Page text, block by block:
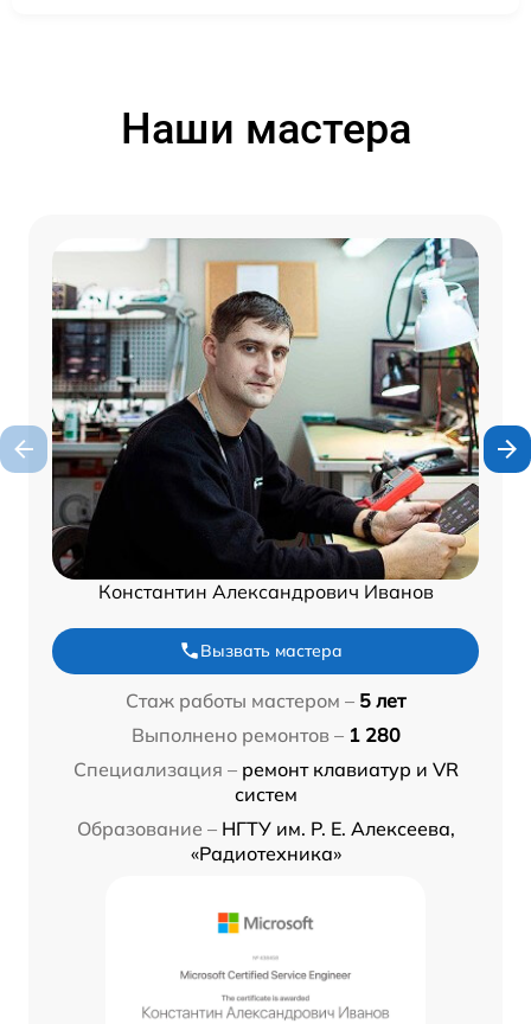
Наши мастера
Константин Александрович Иванов
Вызвать мастера
Стаж работы мастером – 5 лет
Выполнено ремонтов – 1 280
Специализация – ремонт клавиатур и VR
систем
Образование – НГТУ им. Р. Е. Алексеева,
«Радиотехника»